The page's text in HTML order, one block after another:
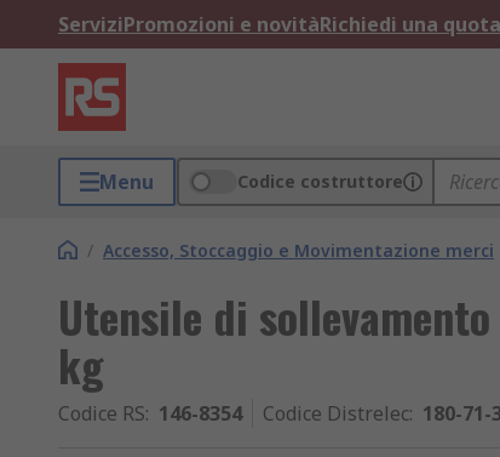
ServiziPromozioni e novitàRichiedi una
Menu Codice costruttore
/ Accesso, Stoccaggio e Movimentazione merci
Utensile di
kg
Codice RS: 146-8354 Codice Distrelec: 180-71-